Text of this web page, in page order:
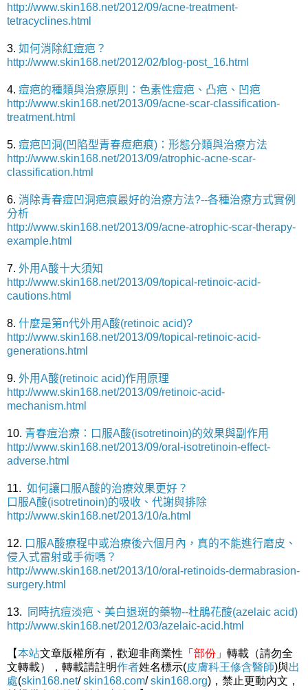
http://www.skin168.net/2012/09/acne-treatment-
tetracyclines.html
3. 如何消除紅痘疤？
http://www.skin168.net/2012/02/blog-post_16.html
4. 痘疤的種類與治療原則：色素性痘疤、凸疤、凹疤
http://www.skin168.net/2013/09/acne-scar-classification-
treatment.html
5. 痘疤凹洞(凹陷型青春痘疤痕)：形態分類與治療方法
http://www.skin168.net/2013/09/atrophic-acne-scar-
classification.html
6. 消除青春痘凹洞疤痕最好的治療方法?--各種治療方式實例
分析
http://www.skin168.net/2013/09/acne-atrophic-scar-therapy-
example.html
7. 外用A酸十大須知
http://www.skin168.net/2013/09/topical-retinoic-acid-
cautions.html
8. 什麼是第n代外用A酸(retinoic acid)?
http://www.skin168.net/2013/09/topical-retinoic-acid-
generations.html
9. 外用A酸(retinoic acid)作用原理
http://www.skin168.net/2013/09/retinoic-acid-
mechanism.html
10. 青春痘治療：口服A酸(isotretinoin)的效果與副作用
http://www.skin168.net/2013/09/oral-isotretinoin-effect-
adverse.html
11. 如何讓口服A酸的治療效果更好？
口服A酸(isotretinoin)的吸收、代謝與排除
http://www.skin168.net/2013/10/a.html
12. 口服A酸療程中或治療後六個月內，真的不能進行磨皮、
侵入式雷射或手術嗎？
http://www.skin168.net/2013/10/oral-retinoids-dermabrasion-
surgery.html
13.
同時抗痘淡疤、美白退斑的藥物--杜鵑花酸(azelaic acid)
http://www.skin168.net/2012/03/azelaic-acid.html
【本站文章版權所有，歡迎非商業性「 部份 」轉載（請勿全
文轉載），轉載請註明作者姓名標示(皮膚科王修含醫師)與出
處(skin168.net/skin168.com/skin168.org)，禁止更動內文，